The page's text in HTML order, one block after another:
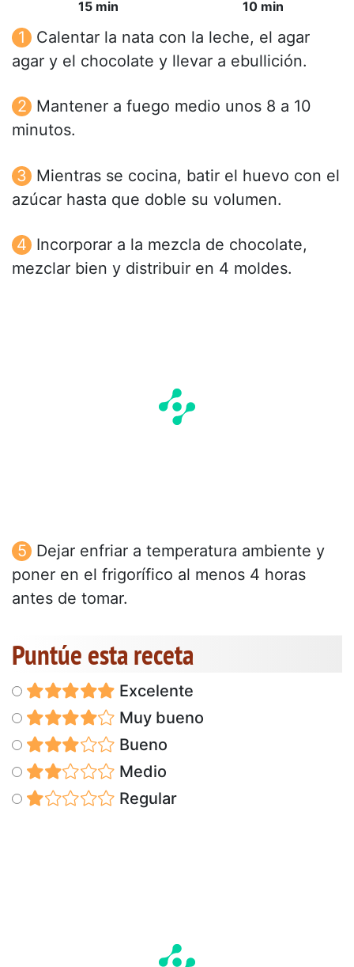
15 min 10 min
Calentar la nata con la leche, el agar
agar y el chocolate y llevar a ebullición.
Mantener a fuego medio unos 8 a 10
minutos.
Mientras se cocina, batir el huevo con el
azúcar hasta que doble su volumen.
Incorporar a la mezcla de chocolate,
mezclar bien y distribuir en 4 moldes.
Dejar enfriar a temperatura ambiente y
poner en el frigorífico al menos 4 horas
antes de tomar.
Puntúe esta receta
Excelente
Muy bueno
Bueno
Medio
Regular